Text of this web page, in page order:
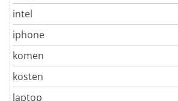
intel
iphone
komen
kosten
laptop